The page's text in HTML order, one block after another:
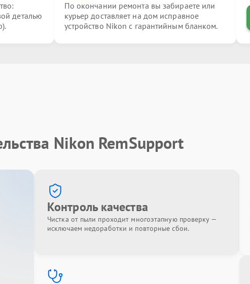
деталью
По окончании ремонта вы забираете или
курьер доставляет на дом исправное
устройство Nikon с гарантийным бланком.
Nikon RemSupport
Контроль качества
Чистка от пыли проходит многоэтапную проверку —
исключаем недоработки и повторные сбои.